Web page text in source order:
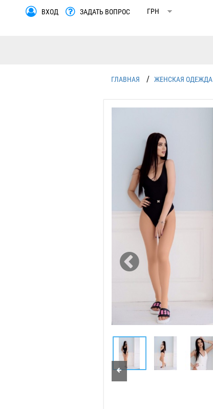
ВХОД ЗАДАТЬ ВОПРОС
ГЛАВНАЯ / ЖЕНСКАЯ ОДЕЖДА